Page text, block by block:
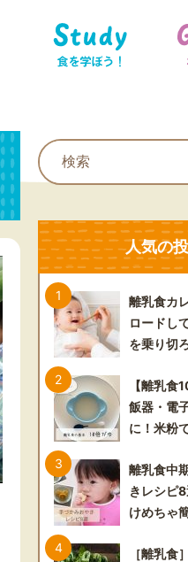
人気の
離乳食カ
ロードし
を乗り切
【離乳食
飯器・電
に！米粉
離乳食中
きレシピ
けめちゃ
［離乳食